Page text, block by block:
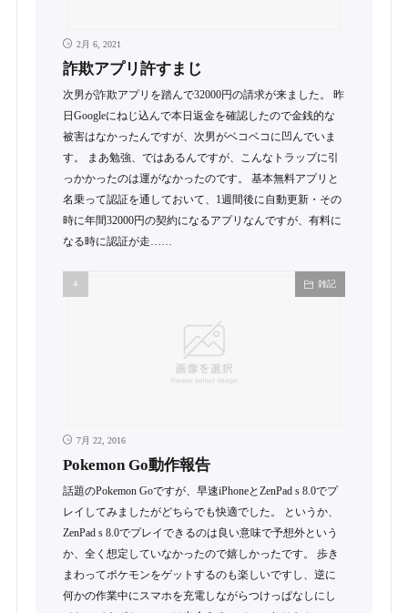
2月 6, 2021
詐欺アプリ許すまじ
次男が詐欺アプリを踏んで32000円の請求が来ました。 昨
日Googleにねじ込んで本日返金を確認したので金銭的な
被害はなかったんですが、次男がベコベコに凹んでいま
す。 まあ勉強、ではあるんですが、こんなトラップに引
っかかったのは運がなかったのです。 基本無料アプリと
名乗って認証を通しておいて、1週間後に自動更新・その
時に年間32000円の契約になるアプリなんですが、有料に
なる時に認証が走……
雑記
7月 22, 2016
Pokemon Go動作報告
話題のPokemon Goですが、早速iPhoneとZenPad s 8.0でプ
レイしてみましたがどちらでも快適でした。 というか、
ZenPad s 8.0でプレイできるのは良い意味で予想外という
か、全く想定していなかったので嬉しかったです。 歩き
まわってポケモンをゲットするのも楽しいですし、逆に
何かの作業中にスマホを充電しながらつけっぱなしにし